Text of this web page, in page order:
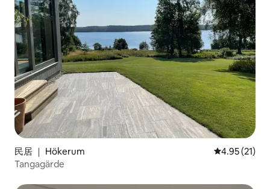
民居 ｜ Hökerum 平均评分
4.95 (21)
Tangagärde